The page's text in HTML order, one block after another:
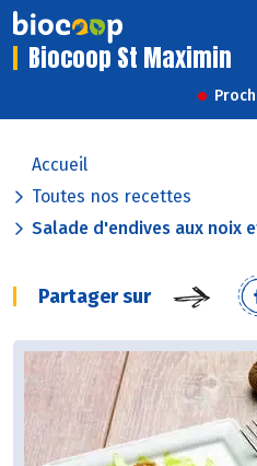
Biocoop St Maximin
Accueil
Toutes nos recettes
Salade d'endives aux noix
Partager sur